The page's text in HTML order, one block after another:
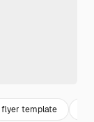
flyer template